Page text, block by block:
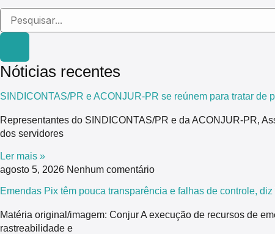
Nóticias recentes
SINDICONTAS/PR e ACONJUR-PR se reúnem para tratar
Representantes do SINDICONTAS/PR e da ACONJUR-PR,
dos servidores
Ler mais »
agosto 5, 2026 Nenhum comentário
Emendas Pix têm pouca transparência e falhas de controle, diz
Matéria original/imagem: Conjur A execução de recursos de
rastreabilidade e